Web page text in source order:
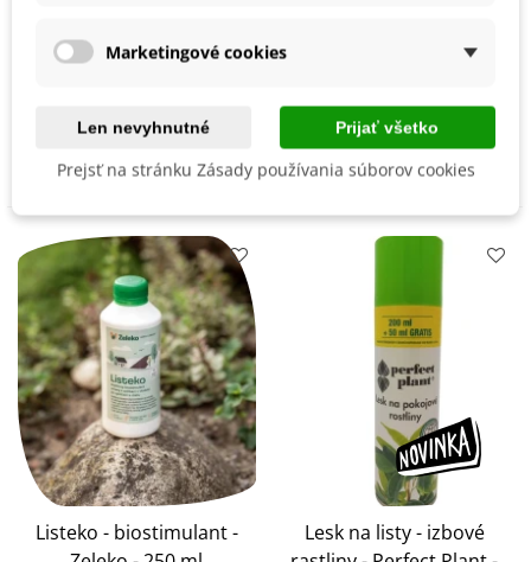
Kvapalné hnojivo na
muškáty - BoPon - 35 ml
Pridať do košíka
5,97 €
Pridať do košíka
Listeko - biostimulant -
Lesk na listy - izbové
Marketingové cookies
Len nevyhnutné Prijať všetko
Prejsť na stránku Zásady používania súborov cookies